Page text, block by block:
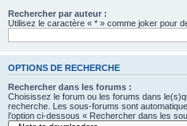
Rechercher par auteur :
Utilisez le caractère « * » comme joker pour
OPTIONS DE RECHERCHE
Rechercher dans les forums :
Choisissez le forum ou les forums dans
recherche. Les sous-forums sont
l’option ci-dessous « Rechercher dans les